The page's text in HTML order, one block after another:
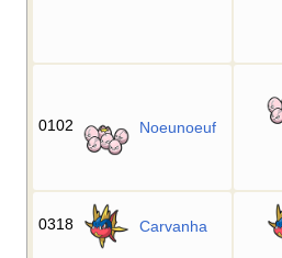
0102 Noeunoeuf
0318 Carvanha